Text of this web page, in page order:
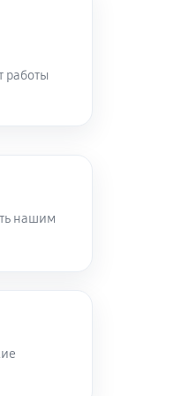
нашим